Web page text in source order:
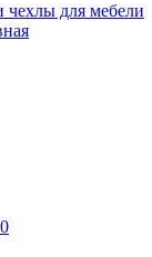
для мебели
0